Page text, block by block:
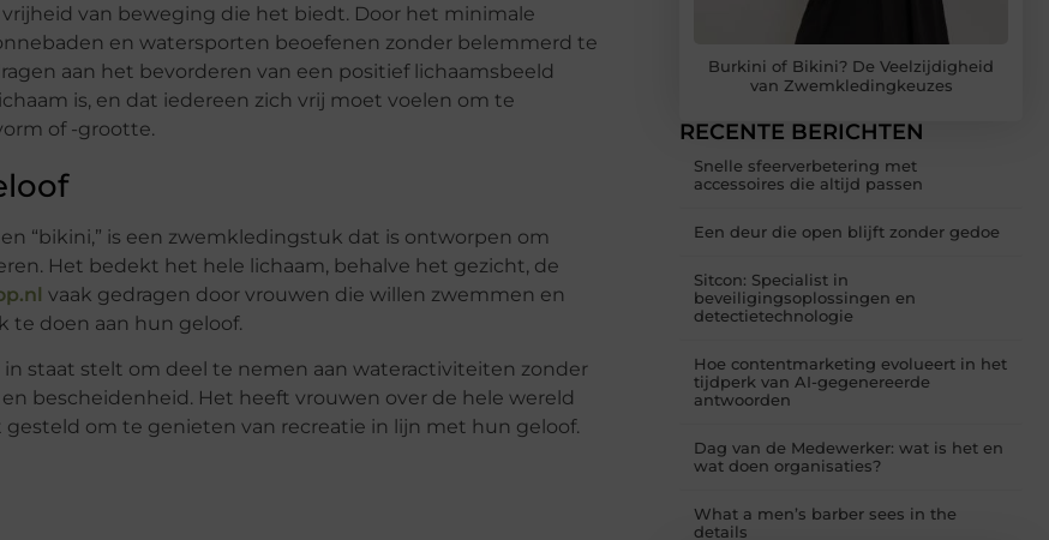
van beweging die het biedt. Door het minimale
en watersporten beoefenen zonder belemmerd te
aan het bevorderen van een positief lichaamsbeeld
is, en dat iedereen zich vrij moet voelen om te
of -grootte.
“bikini,” is een zwemkledingstuk dat is ontworpen om
Het bedekt het hele lichaam, behalve het gezicht, de
vaak gedragen door vrouwen die willen zwemmen en
te doen aan hun geloof.
staat stelt om deel te nemen aan wateractiviteiten zonder
bescheidenheid. Het heeft vrouwen over de hele wereld
om te genieten van recreatie in lijn met hun geloof.
Burkini of Bikini? De Veelzijdigheid
van Zwemkledingkeuzes
RECENTE BERICHTEN
Snelle sfeerverbetering met
accessoires die altijd passen
Een deur die open blijft zonder gedoe
Sitcon: Specialist in
beveiligingsoplossingen en
detectietechnologie
Hoe contentmarketing evolueert in het
tijdperk van AI-gegenereerde
antwoorden
Dag van de Medewerker: wat is het en
wat doen organisaties?
What a men’s barber sees in the
details